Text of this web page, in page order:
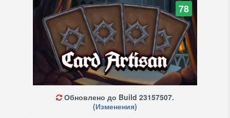
78
Обновлено до Build 23157507.
(Изменения)